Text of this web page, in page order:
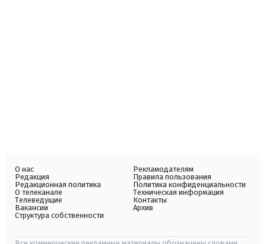
О нас
Редакция
Редакционная политика
О телеканале
Телеведущие
Вакансии
Структура собственности
Рекламодателям
Правила пользования
Политика конфиденциальности
Техническая информация
Контакты
Архив